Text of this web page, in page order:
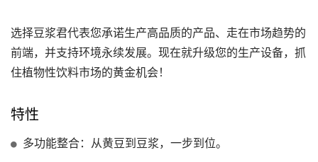
选择豆浆君代表您承诺生产高品质的产品、走在市场趋势的
前端，并支持环境永续发展。现在就升级您的生产设备，抓
住植物性饮料市场的黄金机会！
特性
多功能整合：从黄豆到豆浆，一步到位。